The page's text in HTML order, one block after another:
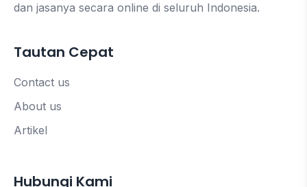
dan jasanya secara online di seluruh Indonesia.
Tautan Cepat
Contact us
About us
Artikel
Hubungi Kami